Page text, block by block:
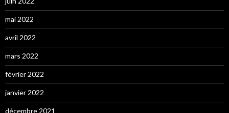
mai 2022
avril 2022
mars 2022
février 2022
janvier 2022
décembre 2021